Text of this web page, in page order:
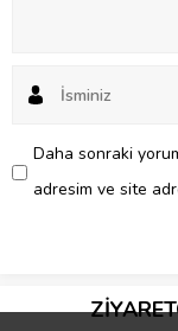
Daha sonraki
adresim ve site